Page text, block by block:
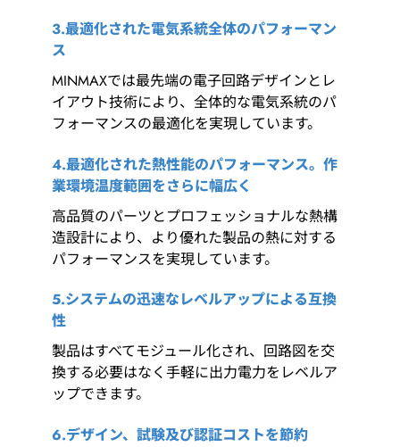
3.最適化された電気系統全体のパフォーマン
ス
MINMAXでは最先端の電子回路デザインとレ
イアウト技術により、全体的な電気系統のパ
フォーマンスの最適化を実現しています。
4.最適化された熱性能のパフォーマンス。作
業環境温度範囲をさらに幅広く
高品質のパーツとプロフェッショナルな熱構
造設計により、より優れた製品の熱に対する
パフォーマンスを実現しています。
5.システムの迅速なレベルアップによる互換
性
製品はすべてモジュール化され、回路図を交
換する必要はなく手軽に出力電力をレベルア
ップできます。
6.デザイン、試験及び認証コストを節約